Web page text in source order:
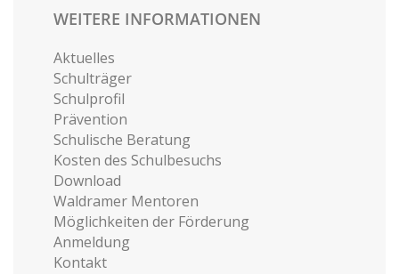
WEITERE INFORMATIONEN
Aktuelles
Schulträger
Schulprofil
Prävention
Schulische Beratung
Kosten des Schulbesuchs
Download
Waldramer Mentoren
Möglichkeiten der Förderung
Anmeldung
Kontakt